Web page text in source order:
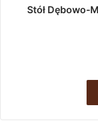
Stół Dębowo-